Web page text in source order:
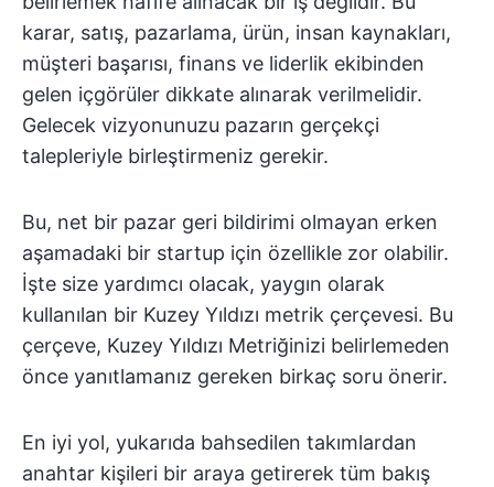
karar, satış, pazarlama, ürün, insan kaynakları,
müşteri başarısı, finans ve liderlik ekibinden
gelen içgörüler dikkate alınarak verilmelidir.
Gelecek vizyonunuzu pazarın gerçekçi
talepleriyle birleştirmeniz gerekir.
Bu, net bir pazar geri bildirimi olmayan erken
aşamadaki bir startup için özellikle zor olabilir.
İşte size yardımcı olacak, yaygın olarak
kullanılan bir Kuzey Yıldızı metrik çerçevesi. Bu
çerçeve, Kuzey Yıldızı Metriğinizi belirlemeden
önce yanıtlamanız gereken birkaç soru önerir.
En iyi yol, yukarıda bahsedilen takımlardan
anahtar kişileri bir araya getirerek tüm bakış